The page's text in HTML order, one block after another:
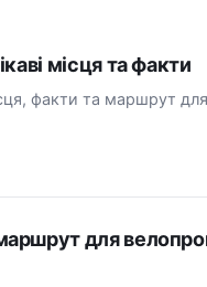
місця та факти
факти та маршрут
для